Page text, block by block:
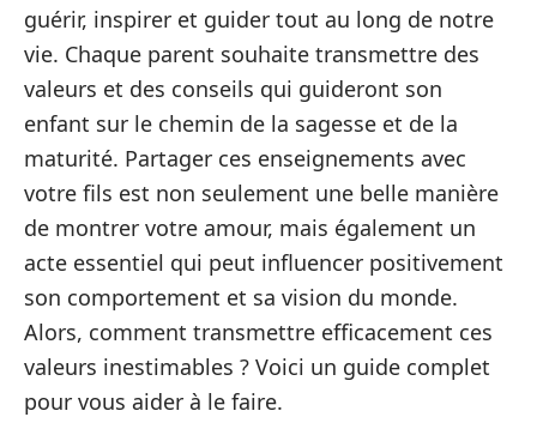
guérir, inspirer et guider tout au long de notre
vie. Chaque parent souhaite transmettre des
valeurs et des conseils qui guideront son
enfant sur le chemin de la sagesse et de la
maturité. Partager ces enseignements avec
votre fils est non seulement une belle manière
de montrer votre amour, mais également un
acte essentiel qui peut influencer positivement
son comportement et sa vision du monde.
Alors, comment transmettre efficacement ces
valeurs inestimables ? Voici un guide complet
pour vous aider à le faire.